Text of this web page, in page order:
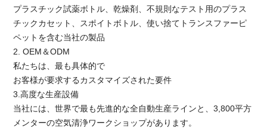
プラスチック試薬ボトル、乾燥剤、不規則なテスト用のプラス
チックカセット、スポイトボトル、使い捨てトランスファーピ
ペットを含む当社の製品
2. OEM＆ODM
私たちは、最も具体的で
お客様が要求するカスタマイズされた要件
3.高度な生産設備
当社には、世界で最も先進的な全自動生産ラインと、3,800平方
メンターの空気清浄ワークショップがあります。